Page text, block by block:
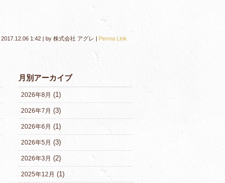
2017.12.06 1:42 | by 株式会社 アグレ | Perma Link
月別アーカイブ
2026年8月 (1)
2026年7月 (3)
2026年6月 (1)
2026年5月 (3)
2026年3月 (2)
2025年12月 (1)